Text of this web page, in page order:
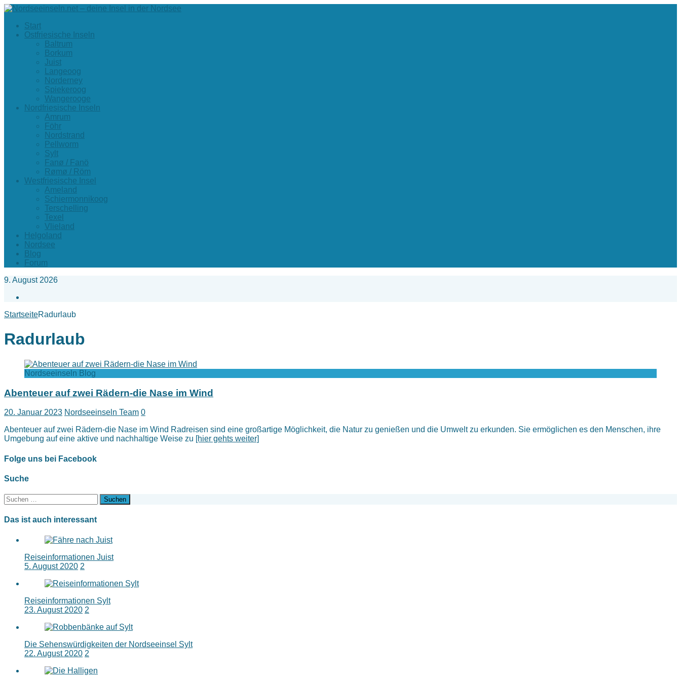
Start
Ostfriesische Inseln
Baltrum
Borkum
Juist
Langeoog
Norderney
Spiekeroog
Wangerooge
Nordfriesische Inseln
Amrum
Föhr
Nordstrand
Pellworm
Sylt
Fanø / Fanö
Rømø / Röm
Westfriesische Insel
Ameland
Schiermonnikoog
Terschelling
Texel
Vlieland
Helgoland
Nordsee
Blog
Forum
9. August 2026
StartseiteRadurlaub
Radurlaub
Nordseeinseln Blog
Abenteuer auf zwei Rädern-die Nase im Wind
20. Januar 2023 Nordseeinseln Team 0
Abenteuer auf zwei Rädern-die Nase im Wind Radreisen sind eine großartige Möglichkeit, die Natur zu genießen und die Umwelt zu erkunden. Sie ermöglichen es den Menschen, ihre
Umgebung auf eine aktive und nachhaltige Weise zu [hier gehts weiter]
Folge uns bei Facebook
Suche
Suchen
nach:
Das ist auch interessant
Reiseinformationen Juist
5. August 2020 2
Reiseinformationen Sylt
23. August 2020 2
Die Sehenswürdigkeiten der Nordseeinsel Sylt
22. August 2020 2